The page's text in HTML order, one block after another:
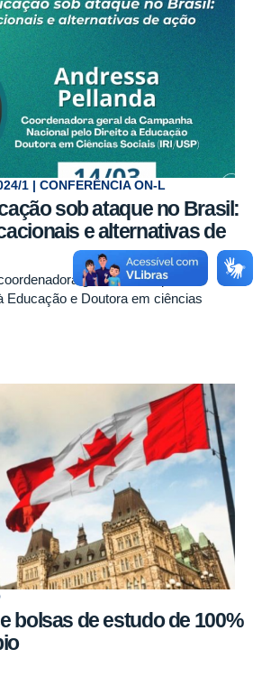
1 | CONFERÊNCIA ON-L
sob ataque no Brasil:
e alternativas de
geral da Campanha
Educação e Doutora em ciências
bolsas de estudo de 100%